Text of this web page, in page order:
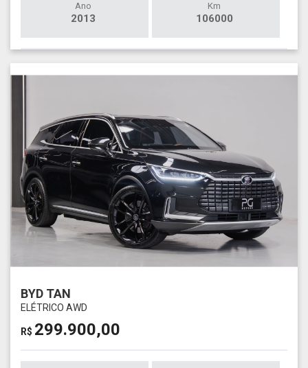
Ano
2013
Km
106000
BYD TAN
ELÉTRICO AWD
R$ 299.900,00